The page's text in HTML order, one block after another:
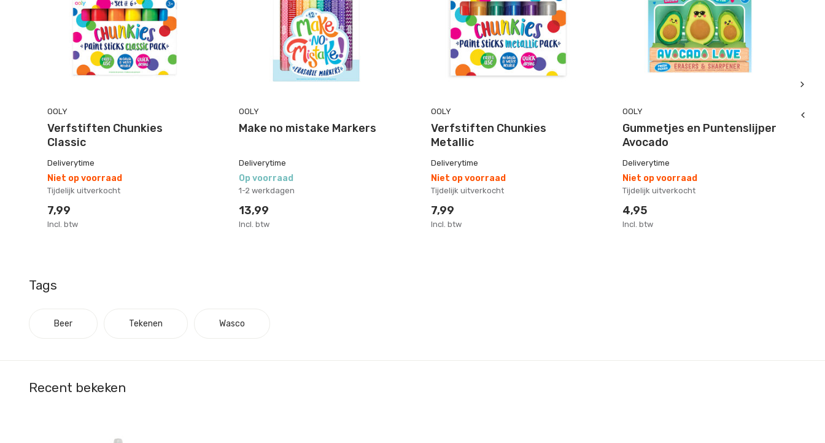
OOLY
Verfstiften Chunkies
Classic
Deliverytime
Niet op voorraad
Tijdelijk uitverkocht
7,99
Incl. btw
OOLY
Make no mistake Markers
Deliverytime
Op voorraad
1-2 werkdagen
13,99
Incl. btw
OOLY
Verfstiften Chunkies
Metallic
Deliverytime
Niet op voorraad
Tijdelijk uitverkocht
7,99
Incl. btw
OOLY
Gummetjes en Puntenslijper
Avocado
Deliverytime
Niet op voorraad
Tijdelijk uitverkocht
4,95
Incl. btw
Tags
Beer Tekenen Wasco
Recent bekeken